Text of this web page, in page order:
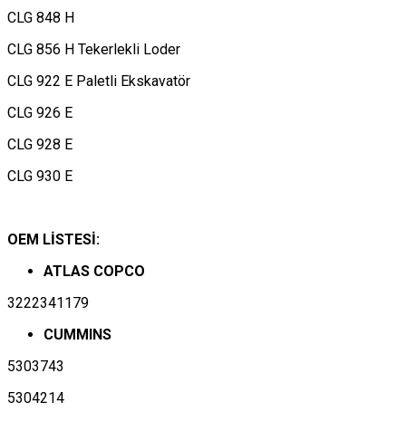
CLG 848 H
CLG 856 H Tekerlekli Loder
CLG 922 E Paletli Ekskavatör
CLG 926 E
CLG 928 E
CLG 930 E
OEM LİSTESİ:
ATLAS COPCO
3222341179
CUMMINS
5303743
5304214